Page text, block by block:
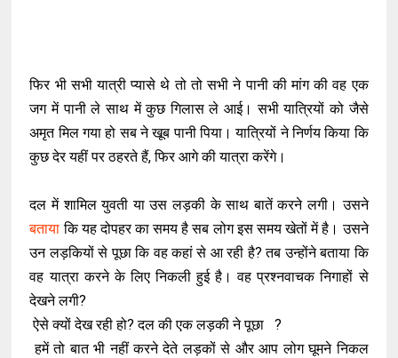
फिर भी सभी यात्री प्यासे थे तो तो सभी ने पानी की मांग की वह एक
जग में पानी ले साथ में कुछ गिलास ले आई। सभी यात्रियों को जैसे
अमृत मिल गया हो सब ने खूब पानी पिया। यात्रियों ने निर्णय किया कि
कुछ देर यहीं पर ठहरते हैं, फिर आगे की यात्रा करेंगे।
दल में शामिल युवती या उस लड़की के साथ बातें करने लगी। उसने
बताया कि यह दोपहर का समय है सब लोग इस समय खेतों में है। उसने
उन लड़कियों से पूछा कि वह कहां से आ रही है? तब उन्होंने बताया कि
वह यात्रा करने के लिए निकली हुई है। वह प्रश्नवाचक निगाहों से
देखने लगी?
ऐसे क्यों देख रही हो? दल की एक लड़की ने पूछा ?
हमें तो बात भी नहीं करने देते लड़कों से और आप लोग घूमने निकल